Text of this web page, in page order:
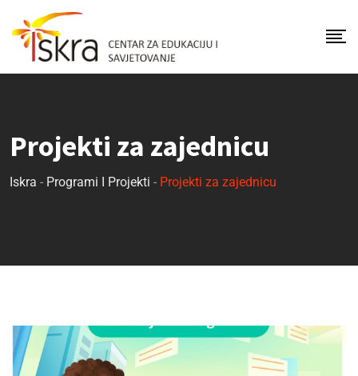
Projekti za zajednicu
Iskra - Programi I Projekti - Projekti za zajednicu